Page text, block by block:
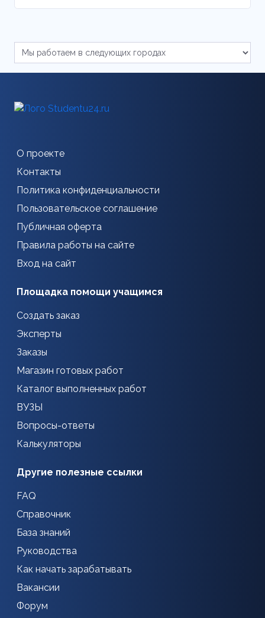
О проекте
Контакты
Политика конфиденциальности
Пользовательское соглашение
Публичная оферта
Правила работы на сайте
Вход на сайт
Площадка помощи учащимся
Создать заказ
Эксперты
Заказы
Магазин готовых работ
Каталог выполненных работ
ВУЗЫ
Вопросы-ответы
Калькуляторы
Другие полезные ссылки
FAQ
Справочник
База знаний
Руководства
Как начать зарабатывать
Вакансии
Форум